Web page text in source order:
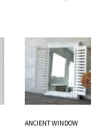
ANCIENT WINDOW